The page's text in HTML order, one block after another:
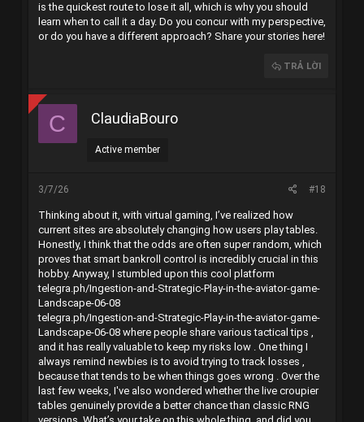
is the quickest route to lose it all, which is why you should
learn when to call it a day. Do you concur with my perspective,
or do you have a different approach? Share your stories here!
TRẢ LỜI
C ClaudiaBouro
Active member
3/7/26 #18
Thinking about it, with virtual gaming, I’ve realized how
current sites are absolutely changing how users play tables.
Honestly, I think that the odds are often super random, which
proves that smart bankroll control is incredibly crucial in this
hobby. Anyway, I stumbled upon this cool platform
telegra.ph/Ingestion-and-Strategic-Play-in-the-aviator-game-
Landscape-06-08
telegra.ph/Ingestion-and-Strategic-Play-in-the-aviator-game-
Landscape-06-08 where people share various tactical tips ,
and it has really valuable to keep my risks low . One thing I
always remind newbies is to avoid trying to track losses ,
because that tends to be when things goes wrong . Over the
last few weeks, I've also wondered whether the live croupier
tables genuinely provide a better chance than classic RNG